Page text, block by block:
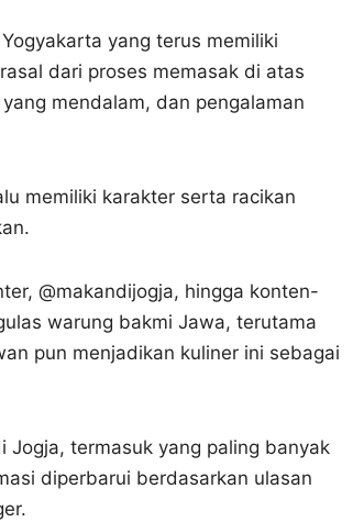
yang terus memiliki
dari proses memasak di atas
mendalam, dan pengalaman
memiliki karakter serta racikan
@makandijogja, hingga konten-
warung bakmi Jawa, terutama
pun menjadikan kuliner ini sebagai
Jogja, termasuk yang paling banyak
diperbarui berdasarkan ulasan